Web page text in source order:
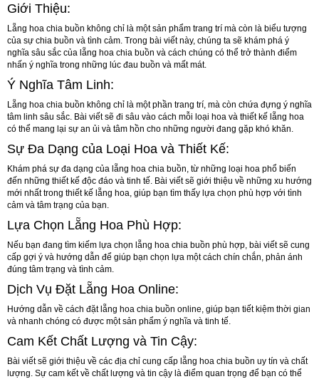
Giới Thiệu:
Lẵng hoa chia buồn không chỉ là một sản phẩm trang trí mà còn là biểu tượng
của sự chia buồn và tình cảm. Trong bài viết này, chúng ta sẽ khám phá ý
nghĩa sâu sắc của lẵng hoa chia buồn và cách chúng có thể trở thành điểm
nhấn ý nghĩa trong những lúc đau buồn và mất mát.
Ý Nghĩa Tâm Linh:
Lẵng hoa chia buồn không chỉ là một phần trang trí, mà còn chứa đựng ý nghĩa
tâm linh sâu sắc. Bài viết sẽ đi sâu vào cách mỗi loại hoa và thiết kế lẵng hoa
có thể mang lại sự an ủi và tâm hồn cho những người đang gặp khó khăn.
Sự Đa Dạng của Loại Hoa và Thiết Kế:
Khám phá sự đa dạng của lẵng hoa chia buồn, từ những loại hoa phổ biến
đến những thiết kế độc đáo và tinh tế. Bài viết sẽ giới thiệu về những xu hướng
mới nhất trong thiết kế lẵng hoa, giúp bạn tìm thấy lựa chọn phù hợp với tình
cảm và tâm trạng của bạn.
Lựa Chọn Lẵng Hoa Phù Hợp:
Nếu bạn đang tìm kiếm lựa chọn lẵng hoa chia buồn phù hợp, bài viết sẽ cung
cấp gợi ý và hướng dẫn để giúp bạn chọn lựa một cách chín chắn, phản ánh
đúng tâm trạng và tình cảm.
Dịch Vụ Đặt Lẵng Hoa Online:
Hướng dẫn về cách đặt lẵng hoa chia buồn online, giúp bạn tiết kiệm thời gian
và nhanh chóng có được một sản phẩm ý nghĩa và tinh tế.
Cam Kết Chất Lượng và Tin Cậy:
Bài viết sẽ giới thiệu về các địa chỉ cung cấp lẵng hoa chia buồn uy tín và chất
lượng. Sự cam kết về chất lượng và tin cậy là điểm quan trọng để bạn có thể